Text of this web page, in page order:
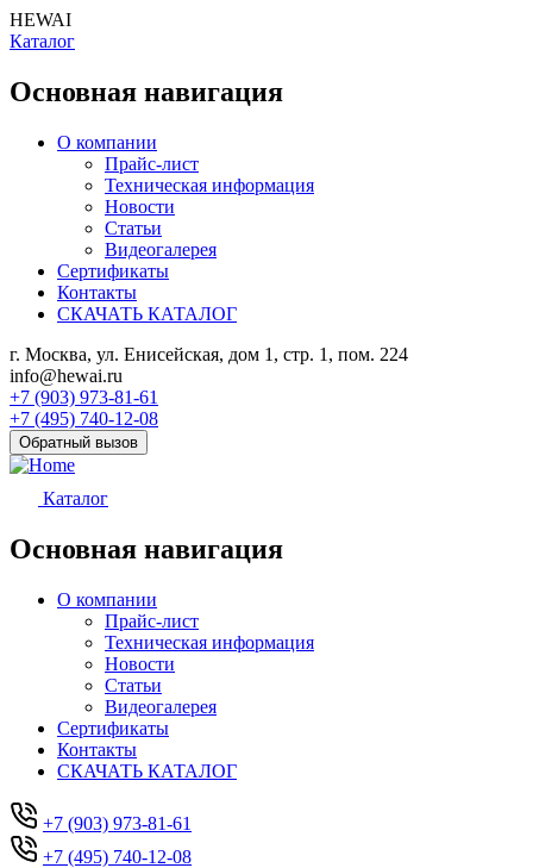
HEWAI
Каталог
Основная навигация
О компании
Прайс-лист
Техническая информация
Новости
Статьи
Видеогалерея
Сертификаты
Контакты
СКАЧАТЬ КАТАЛОГ
г. Москва, ул. Енисейская, дом 1, стр. 1, пом. 224
info@hewai.ru
+7 (903) 973-81-61
+7 (495) 740-12-08
Обратный вызов
Каталог
Основная навигация
О компании
Прайс-лист
Техническая информация
Новости
Статьи
Видеогалерея
Сертификаты
Контакты
СКАЧАТЬ КАТАЛОГ
+7 (903) 973-81-61
+7 (495) 740-12-08